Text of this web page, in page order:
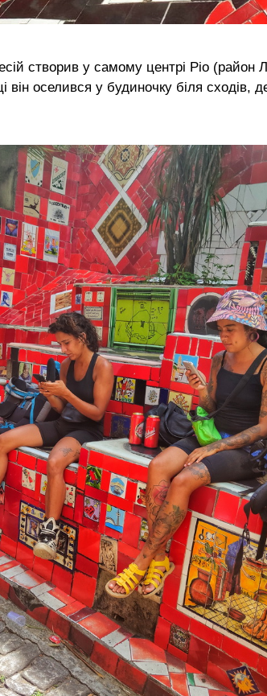
створив у самому центрі Ріо (район
він оселився у будиночку біля сходів,